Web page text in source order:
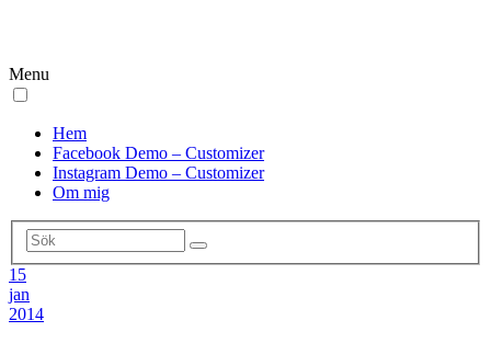
Menu
Hem
Facebook Demo – Customizer
Instagram Demo – Customizer
Om mig
15
jan
2014